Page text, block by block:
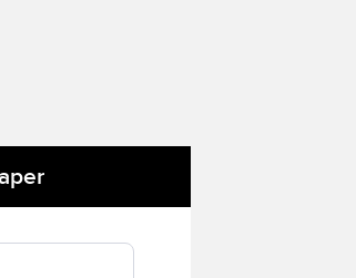
avec IO-Link